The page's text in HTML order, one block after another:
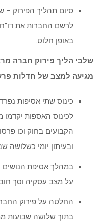
סיום תהליך הפירוק
לרשם החברות את
באופן חלוט.
שלבי הליך פירוק חברה
מגיעה למצב של חדלות
כינוס שתי אסיפות
לכינוס האספות
הקבועים בחוק וכו
ובעיתון יומי כשלושה
במהלך אסיפת הנושים
על מצב עסקיה וסך
החלטה על פירוק
בתוך שלושה שבועות